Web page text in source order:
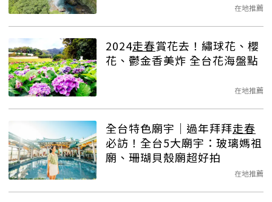
在地推薦
2024走春賞花去！繡球花、櫻
花、鬱金香美炸 全台花海盤點
在地推薦
全台特色廟宇｜過年拜拜走春
必訪！全台5大廟宇：玻璃媽祖
廟、珊瑚貝殼廟超好拍
在地推薦